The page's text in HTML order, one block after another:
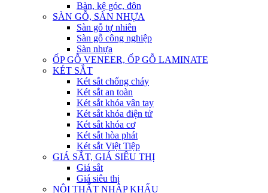
Bàn, kệ góc, đôn
SÀN GỖ, SÀN NHỰA
Sàn gỗ tự nhiên
Sàn gỗ công nghiệp
Sàn nhựa
ỐP GỖ VENEER, ỐP GỖ LAMINATE
KÉT SẮT
Két sắt chống cháy
Két sắt an toàn
Két sắt khóa vân tay
Két sắt khóa điện tử
Két sắt khóa cơ
Két sắt hòa phát
Két sắt Việt Tiệp
GIÁ SẮT, GIÁ SIÊU THỊ
Giá sắt
Giá siêu thị
NỘI THẤT NHẬP KHẨU